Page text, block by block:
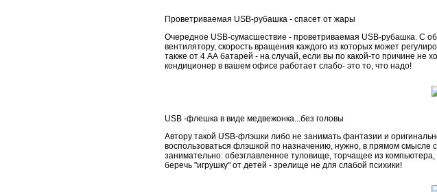
Проветриваемая USB-рубашка - спасет от жары
Очередное USB-сумасшествие - проветриваемая USB-рубашка. С
вентилятору, скорость вращения каждого из которых может
также от 4 АА батарей - на случай, если вы по какой-то причине не
кондиционер в вашем офисе работает слабо- это то, что надо!
USB -флешка в виде медвежонка...без головы
Автору такой USB-флэшки либо не занимать фантазии и
воспользоваться флэшкой по назначению, нужно, в прямом смысле
занимательно: обезглавленное туловище, торчащее из
беречь "игрушку" от детей - зрелище не для слабой психики!